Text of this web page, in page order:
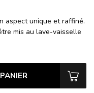
aspect unique et raffiné.
mis au lave-vaisselle